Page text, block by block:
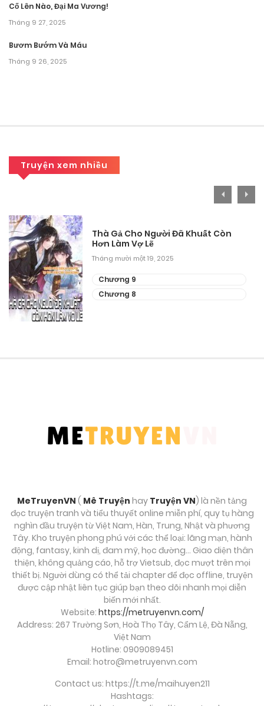
Tháng 9 25, 2025
Cố Lên Nào, Đại Ma Vương!
Tháng 9 27, 2025
Bươm Bướm Và Máu
Tháng 9 26, 2025
Truyện xem nhiều
Thà Gả Cho Người Đã Khuất Còn
Hơn Làm Vợ Lẽ
Tháng mười một 19, 2025
Chương 9
Chương 8
MeTruyenVN ( Mê Truyện hay Truyện VN) là nền tảng
đọc truyện tranh và tiểu thuyết online miễn phí, quy tụ hàng
nghìn đầu truyện từ Việt Nam, Hàn, Trung, Nhật và phương
Tây. Kho truyện phong phú với các thể loại: lãng mạn, hành
động, fantasy, kinh dị, đam mỹ, học đường… Giao diện thân
thiện, không quảng cáo, hỗ trợ Vietsub, đọc mượt trên mọi
thiết bị. Người dùng có thể tải chapter để đọc offline, truyện
được cập nhật liên tục giúp bạn theo dõi nhanh mọi diễn
biến mới nhất.
Website: https://metruyenvn.com/
Address: 267 Trường Sơn, Hoà Thọ Tây, Cẩm Lệ, Đà Nẵng,
Việt Nam
Hotline: 0909089451
Email: hotro@metruyenvn.com
Contact us: https://t.me/maihuyen211
Hashtags: